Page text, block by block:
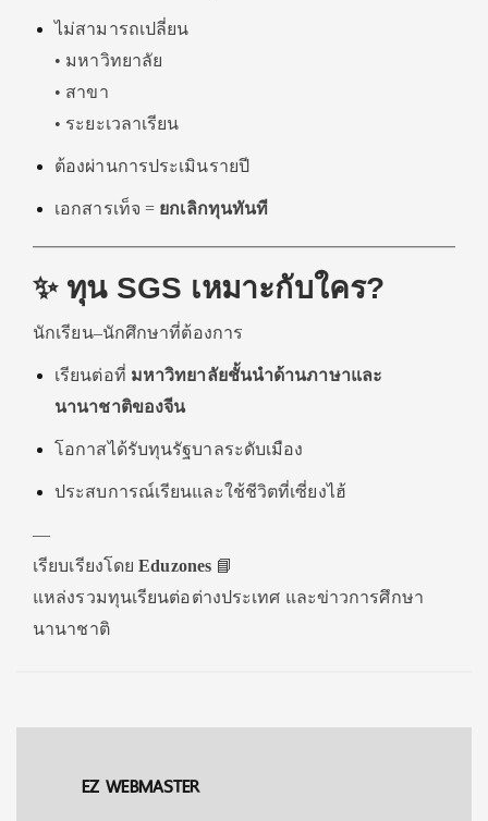
ไม่สามารถเปลี่ยน
• มหาวิทยาลัย
• สาขา
• ระยะเวลาเรียน
ต้องผ่านการประเมินรายปี
เอกสารเท็จ = ยกเลิกทุนทันที
✨ ทุน SGS เหมาะกับใคร?
นักเรียน–นักศึกษาที่ต้องการ
เรียนต่อที่ มหาวิทยาลัยชั้นนำด้านภาษาและ
นานาชาติของจีน
โอกาสได้รับทุนรัฐบาลระดับเมือง
ประสบการณ์เรียนและใช้ชีวิตที่เซี่ยงไฮ้
—
เรียบเรียงโดยEduzones 📘
แหล่งรวมทุนเรียนต่อต่างประเทศ และข่าวการศึกษา
นานาชาติ
EZ WEBMASTER